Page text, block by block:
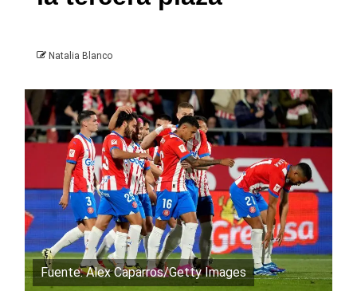
Natalia Blanco
Fuente: Alex Caparros/Getty Images